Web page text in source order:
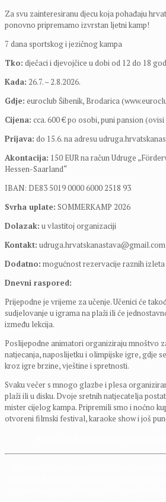
Za svu zainteresiranu djecu koja pohađaju
ponovno pripremamo izvrstan ljetni kamp!
7 dana sportskog i jezičnog kampa
Tko: dječaci i djevojčice u dobi od 12 do 18
Kada: 26.7. – 2.8.2026.
Gdje: euroclub Šibenik, Brodarica
Cijena: cca. 600 € po osobi, puni pansion
Prijava: do 15.6. na adresu
Akontacija: 150 EUR na račun Udruge
Hessen-Saarland“
IBAN: DE83 5019 0000 6000 2518 93
Svrha uplate: SOMMERKAMP 2026
Dolazak: u vlastitoj organizaciji
Kontakt: udruga.hrvatskanastava@gmail.com
Dodatno: mogućnost rezervacije raznih
Dnevni raspored:
Prijepodne je vrijeme za učenje. Učenici će
sudjelovanje u igrama na plaži ili će
između lekcija.
Poslijepodne animatori organiziraju mnoštvo
natjecanja, naposlijetku i olimpijske igre, gdje
kroz igre brzine, vještine i spretnosti.
Svaku večer s mnogo glazbe i plesa
plaži ili u disku. Dvoje sretnih natjecatelja
mister cijelog kampa. Pripremili smo i noćno
otvoreni filmski festival, karaoke show i još